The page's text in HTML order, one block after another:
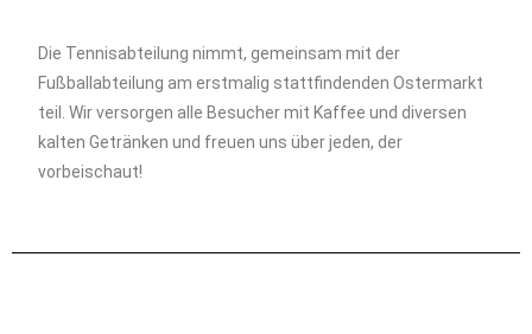
Die Tennisabteilung nimmt, gemeinsam mit der
Fußballabteilung am erstmalig stattfindenden Ostermarkt
teil. Wir versorgen alle Besucher mit Kaffee und diversen
kalten Getränken und freuen uns über jeden, der
vorbeischaut!